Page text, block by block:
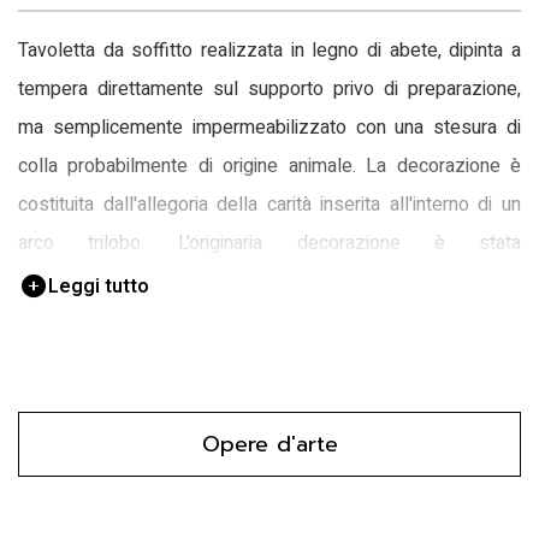
Tavoletta da soffitto realizzata in legno di abete, dipinta a
tempera direttamente sul supporto privo di preparazione,
ma semplicemente impermeabilizzato con una stesura di
colla probabilmente di origine animale. La decorazione è
costituita dall'allegoria della carità inserita all'interno di un
arco trilobo. L'originaria decorazione è stata
successivamente occultata da una decorazione che simula
Leggi tutto
Opere d'arte